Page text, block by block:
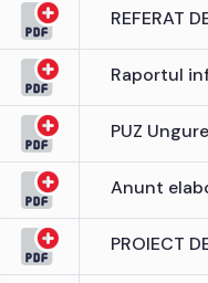
REFERAT
Raportul
PUZ
Anunt
PROIECT